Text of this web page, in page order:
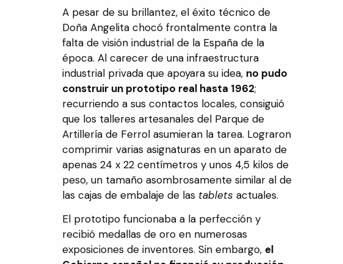
A pesar de su brillantez, el éxito técnico de
Doña Angelita chocó frontalmente contra la
falta de visión industrial de la España de la
época. Al carecer de una infraestructura
industrial privada que apoyara su idea, no pudo
construir un prototipo real hasta 1962;
recurriendo a sus contactos locales, consiguió
que los talleres artesanales del Parque de
Artillería de Ferrol asumieran la tarea. Lograron
comprimir varias asignaturas en un aparato de
apenas 24 x 22 centímetros y unos 4,5 kilos de
peso, un tamaño asombrosamente similar al de
las cajas de embalaje de las tablets actuales.
El prototipo funcionaba a la perfección y
recibió medallas de oro en numerosas
exposiciones de inventores. Sin embargo, el